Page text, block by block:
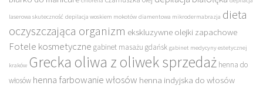
laserowa skuteczność depilacja woskiem mokotów diamentowa mikrodermabrazja dieta
oczyszczająca organizm ekskluzywne olejki zapachowe
Fotele kosmetyczne gabinet masażu gdańsk gabinet medycyny estetycznej
kraków Grecka oliwa z oliwek sprzedaż henna do
włosów henna farbowanie włosów henna indyjska do włosów